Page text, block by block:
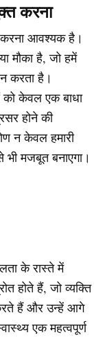
करना
आवश्यक है।
मौका है, जो हमें
करता है।
केवल एक बाधा
होने की
न केवल हमारी
भी मजबूत बनाएगा।
के रास्ते में
होते हैं, जो व्यक्ति
हैं और उन्हें आगे
एक महत्वपूर्ण